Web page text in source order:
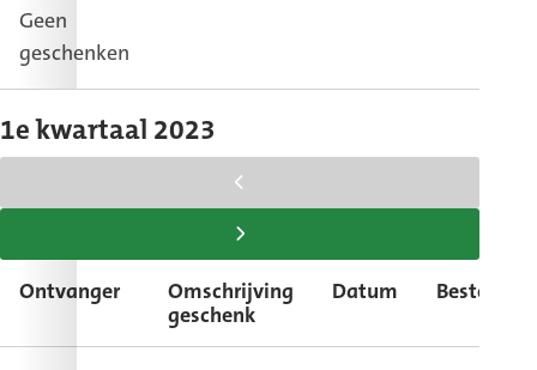
Geen
geschenken
1e kwartaal 2023
naar
links
tabel
rechts
Ontvanger
Omschrijving
geschenk
Datum